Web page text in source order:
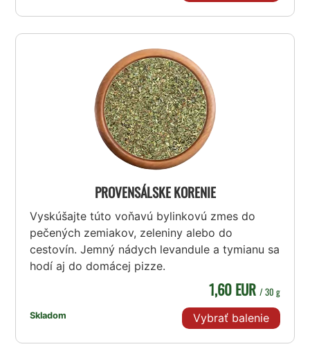
PROVENSÁLSKE KORENIE
Vyskúšajte túto voňavú bylinkovú zmes do
pečených zemiakov, zeleniny alebo do
cestovín. Jemný nádych levandule a tymianu sa
hodí aj do domácej pizze.
Skladom
1,60 EUR / 30 g
Vybrať balenie